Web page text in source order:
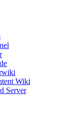
Wiki
Server